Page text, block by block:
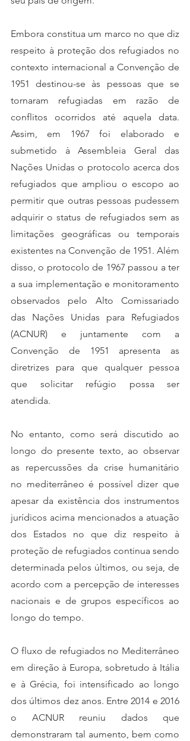
Embora constitua um marco no que diz
respeito à proteção dos refugiados no
contexto internacional a Convenção de
1951 destinou-se às pessoas que se
tornaram refugiadas em razão de
conflitos ocorridos até aquela data.
Assim, em 1967 foi elaborado e
submetido à Assembleia Geral das
Nações Unidas o protocolo acerca dos
refugiados que ampliou o escopo ao
permitir que outras pessoas pudessem
adquirir o status de refugiados sem as
limitações geográficas ou temporais
existentes na Convenção de 1951. Além
disso, o protocolo de 1967 passou a ter
a sua implementação e monitoramento
observados pelo Alto Comissariado
das Nações Unidas para Refugiados
(ACNUR) e juntamente com a
Convenção de 1951 apresenta as
diretrizes para que qualquer pessoa
que solicitar refúgio possa ser
atendida.
No entanto, como será discutido ao
longo do presente texto, ao observar
as repercussões da crise humanitário
no mediterrâneo é possível dizer que
apesar da existência dos instrumentos
jurídicos acima mencionados a atuação
dos Estados no que diz respeito à
proteção de refugiados continua sendo
determinada pelos últimos, ou seja, de
acordo com a percepção de interesses
nacionais e de grupos específicos ao
longo do tempo.
O fluxo de refugiados no Mediterrâneo
em direção à Europa, sobretudo à Itália
e à Grécia, foi intensificado ao longo
dos últimos dez anos. Entre 2014 e 2016
o ACNUR reuniu dados que
demonstraram tal aumento, bem como